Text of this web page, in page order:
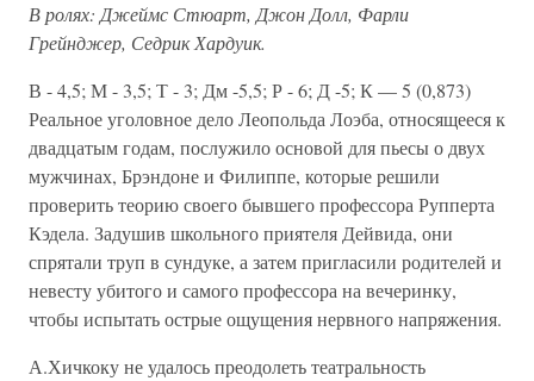
В ролях: Джеймс Стюарт, Джон Долл, Фарли
Грейнджер, Седрик Хардуик.
В - 4,5; М - 3,5; Т - 3; Дм -5,5; Р - 6; Д -5; К — 5 (0,873)
Реальное уголовное дело Леопольда Лоэба, относящееся к
двадцатым годам, послужило основой для пьесы о двух
мужчинах, Брэндоне и Филиппе, которые решили
проверить теорию своего бывшего профессора Рупперта
Кэдела. Задушив школьного приятеля Дейвида, они
спрятали труп в сундуке, а затем пригласили родителей и
невесту убитого и самого профессора на вечеринку,
чтобы испытать острые ощущения нервного напряжения.
А.Хичкоку не удалось преодолеть театральность